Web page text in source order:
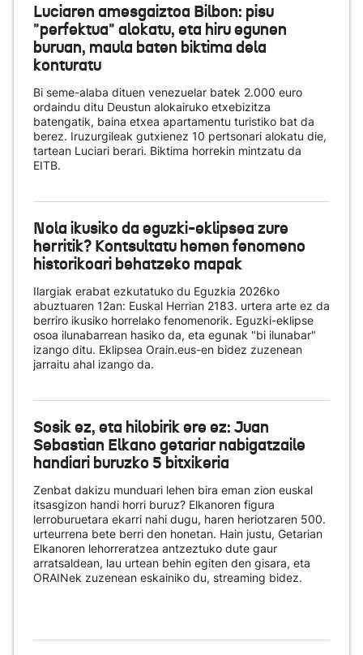
Luciaren amesgaiztoa Bilbon: pisu
"perfektua" alokatu, eta hiru egunen
buruan, maula baten biktima dela
konturatu
Bi seme-alaba dituen venezuelar batek 2.000 euro
ordaindu ditu Deustun alokairuko etxebizitza
batengatik, baina etxea apartamentu turistiko bat da
berez. Iruzurgileak gutxienez 10 pertsonari alokatu die,
tartean Luciari berari. Biktima horrekin mintzatu da
EITB.
Nola ikusiko da eguzki-eklipsea zure
herritik? Kontsultatu hemen fenomeno
historikoari behatzeko mapak
Ilargiak erabat ezkutatuko du Eguzkia 2026ko
abuztuaren 12an: Euskal Herrian 2183. urtera arte ez da
berriro ikusiko horrelako fenomenorik. Eguzki-eklipse
osoa ilunabarrean hasiko da, eta egunak "bi ilunabar"
izango ditu. Eklipsea Orain.eus-en bidez zuzenean
jarraitu ahal izango da.
Sosik ez, eta hilobirik ere ez: Juan
Sebastian Elkano getariar nabigatzaile
handiari buruzko 5 bitxikeria
Zenbat dakizu munduari lehen bira eman zion euskal
itsasgizon handi horri buruz? Elkanoren figura
lerroburuetara ekarri nahi dugu, haren heriotzaren 500.
urteurrena bete berri den honetan. Hain justu, Getarian
Elkanoren lehorreratzea antzeztuko dute gaur
arratsaldean, lau urtean behin egiten den gisara, eta
ORAINek zuzenean eskainiko du, streaming bidez.